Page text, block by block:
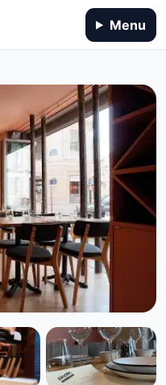
Menu